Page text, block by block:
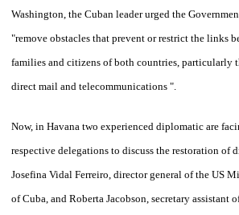
Washington, the Cuban leader urged the
"remove obstacles that prevent or restrict the links
families and citizens of both countries, particularly
direct mail and telecommunications ".
Now, in Havana two experienced diplomatic are
respective delegations to discuss the restoration of
Josefina Vidal Ferreiro, director general of the US
of Cuba, and Roberta Jacobson, secretary assistant